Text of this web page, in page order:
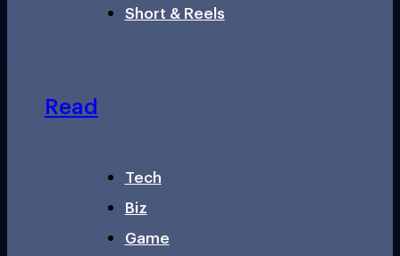
Short & Reels
Read
Tech
Biz
Game